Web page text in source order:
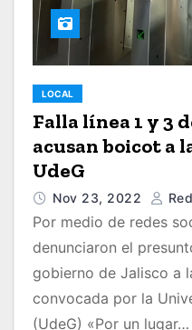
LOCAL
Falla línea 1 y 3
acusan boicot a
UdeG
Nov 23, 2022
Por medio de redes
denunciaron el
gobierno de Jalisco a
convocada por la
(UdeG) «Por un lugar…